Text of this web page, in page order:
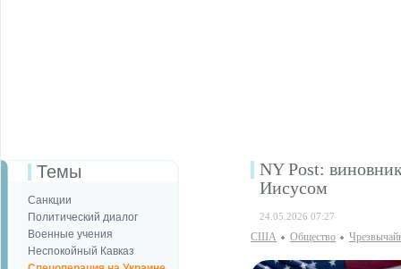
Темы
Санкции
Политический диалог
Военные учения
Неспокойный Кавказ
NY Post:
Иисусом
24.05.2026 07:27
США Общество